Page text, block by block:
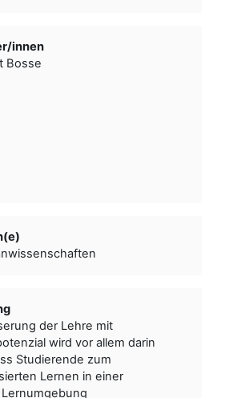
­­innen
Bosse
der Lehre mit
wird vor allem darin
Studierende zum
Lernen in einer